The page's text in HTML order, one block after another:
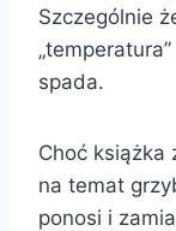
Szczególnie
spada.
Choć książka
na temat
ponosi i